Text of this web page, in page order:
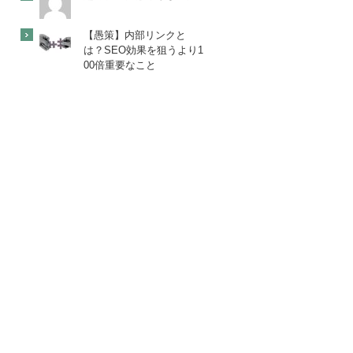
【愚策】内部リンクと
は？SEO効果を狙うより1
00倍重要なこと